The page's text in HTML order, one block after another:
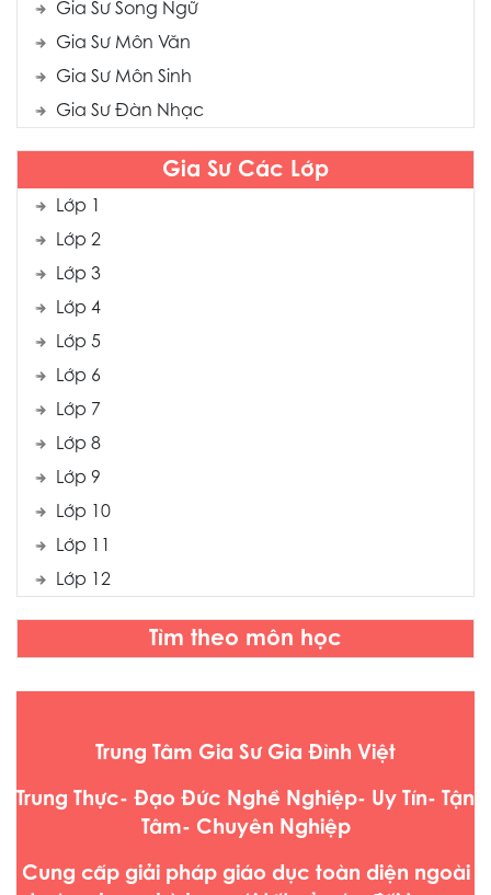
Gia Sư Song Ngữ
Gia Sư Môn Văn
Gia Sư Môn Sinh
Gia Sư Đàn Nhạc
Gia Sư Các Lớp
Lớp 1
Lớp 2
Lớp 3
Lớp 4
Lớp 5
Lớp 6
Lớp 7
Lớp 8
Lớp 9
Lớp 10
Lớp 11
Lớp 12
Tìm theo môn học
Trung Tâm Gia Sư Gia Đình Việt
Trung Thực- Đạo Đức Nghề Nghiệp- Uy Tín- Tận
Tâm- Chuyên Nghiệp
Cung cấp giải pháp giáo dục toàn diện ngoài